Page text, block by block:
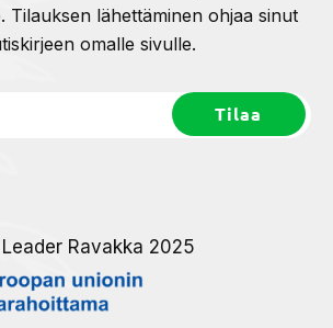
Tilauksen lähettäminen ohjaa sinut
omalle sivulle.
Ravakka 2025